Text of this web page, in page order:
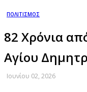
ΠΟΛΙΤΙΣΜΟΣ
82 Χρόνια
Αγίου
Ιουνίου 02, 2026